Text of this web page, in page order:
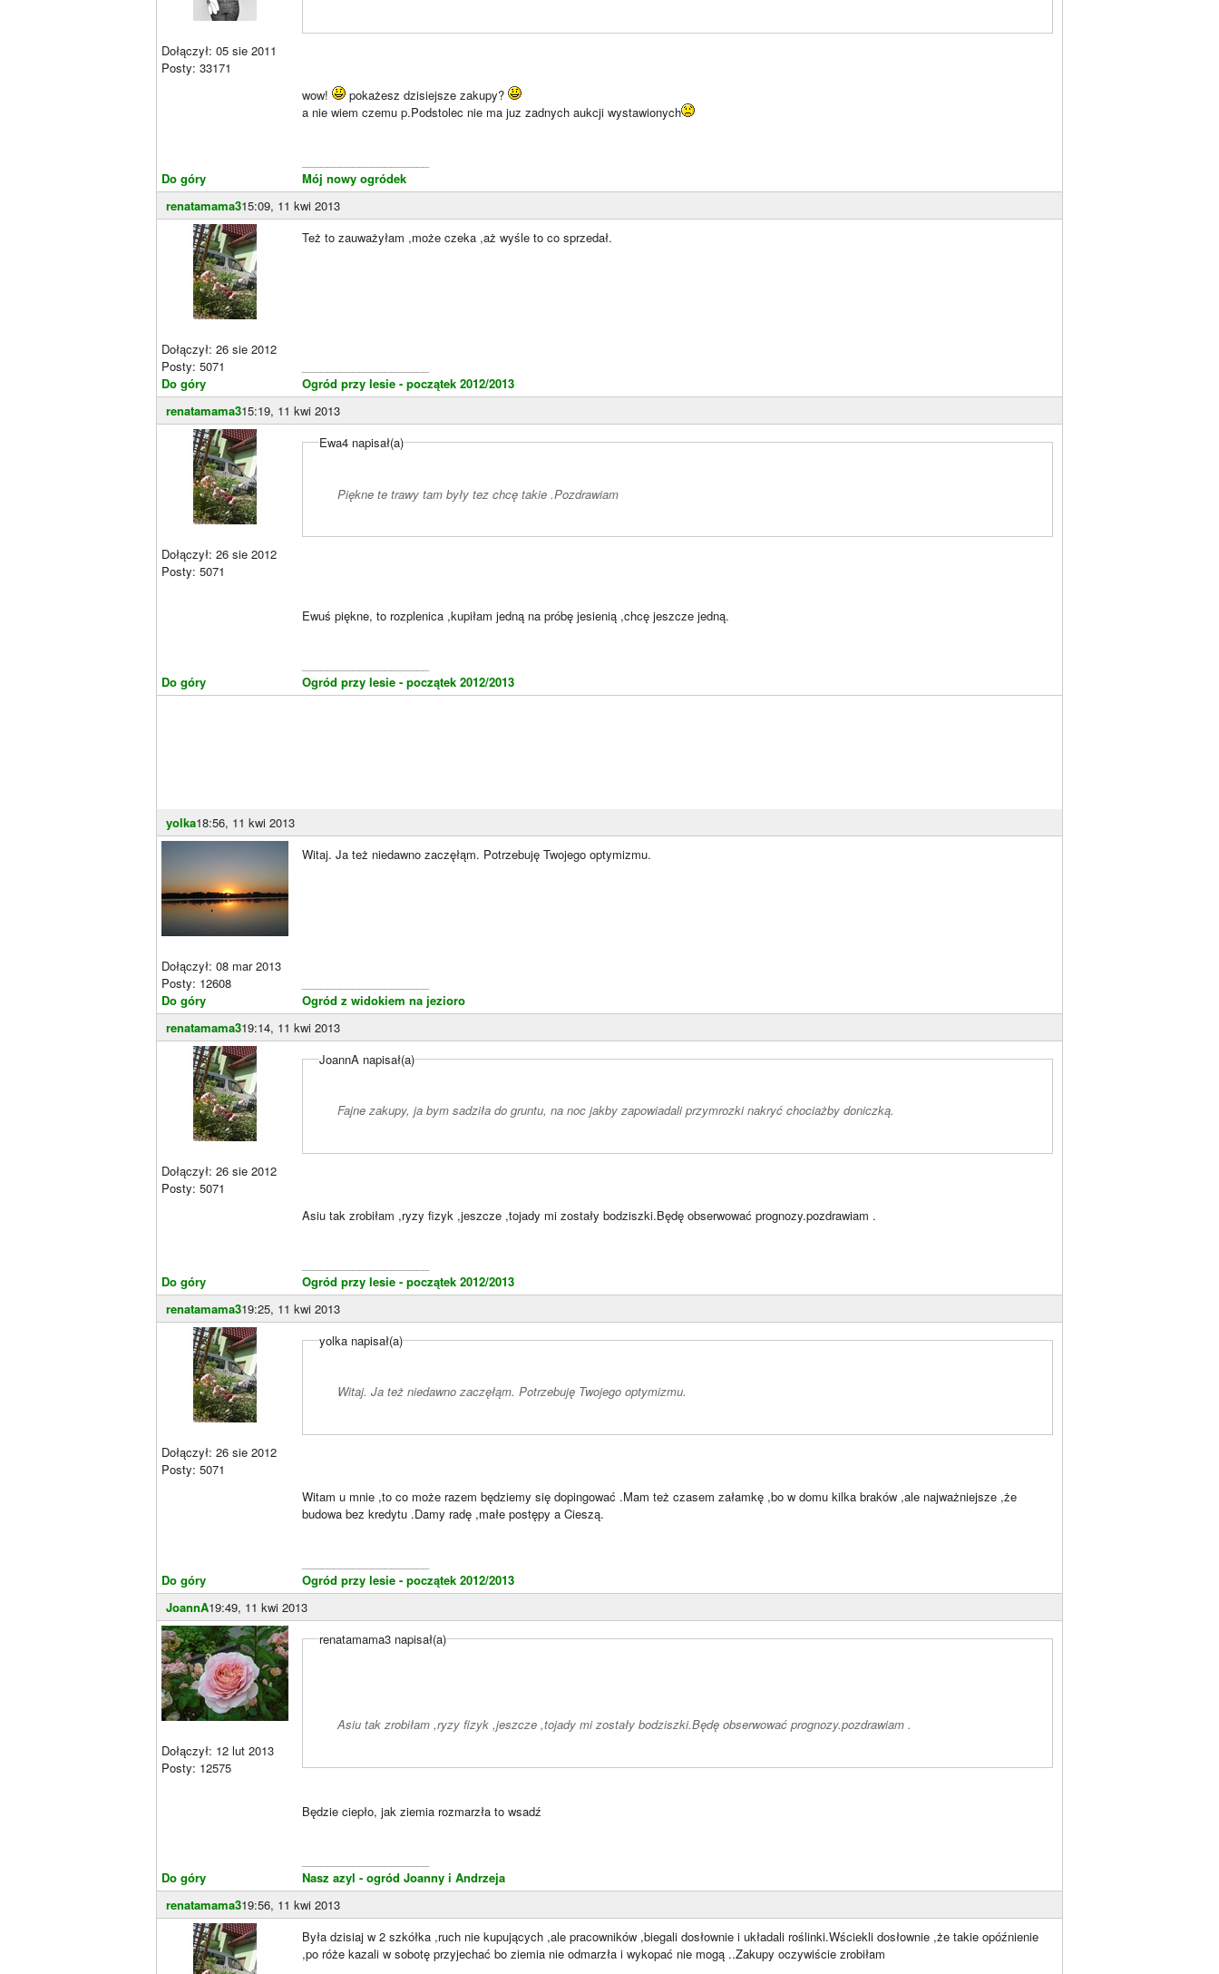
Dołączył: 05 sie 2011
Posty: 33171
Do góry
wow!
pokażesz dzisiejsze zakupy?
a nie wiem czemu p.Podstolec nie ma juz zadnych aukcji wystawionych
Mój nowy ogródek
renatamama315:09, 11 kwi 2013
Dołączył: 26 sie 2012
Posty: 5071
Do góry
Też to zauważyłam ,może czeka ,aż wyśle to co sprzedał.
Ogród przy lesie - początek 2012/2013
renatamama315:19, 11 kwi 2013
Dołączył: 26 sie 2012
Posty: 5071
Do góry
Ewa4 napisał(a)
Piękne te trawy tam były tez chcę takie .Pozdrawiam
Ewuś piękne, to rozplenica ,kupiłam jedną na próbę jesienią ,chcę jeszcze jedną.
Ogród przy lesie - początek 2012/2013
yolka18:56, 11 kwi 2013
Dołączył: 08 mar 2013
Posty: 12608
Do góry
Witaj. Ja też niedawno zaczęłąm. Potrzebuję Twojego optymizmu.
Ogród z widokiem na jezioro
renatamama319:14, 11 kwi 2013
Dołączył: 26 sie 2012
Posty: 5071
Do góry
JoannA napisał(a)
Fajne zakupy, ja bym sadziła do gruntu, na noc jakby zapowiadali przymrozki nakryć chociażby doniczką.
Asiu tak zrobiłam ,ryzy fizyk ,jeszcze ,tojady mi zostały bodziszki.Będę obserwować prognozy.pozdrawiam .
Ogród przy lesie - początek 2012/2013
renatamama319:25, 11 kwi 2013
Dołączył: 26 sie 2012
Posty: 5071
Do góry
yolka napisał(a)
Witaj. Ja też niedawno zaczęłąm. Potrzebuję Twojego optymizmu.
Witam u mnie ,to co może razem będziemy się dopingować .Mam też czasem załamkę ,bo w domu kilka braków ,ale najważniejsze ,że
budowa bez kredytu .Damy radę ,małe postępy a Cieszą.
Ogród przy lesie - początek 2012/2013
JoannA19:49, 11 kwi 2013
Dołączył: 12 lut 2013
Posty: 12575
Do góry
renatamama3 napisał(a)
Asiu tak zrobiłam ,ryzy fizyk ,jeszcze ,tojady mi zostały bodziszki.Będę obserwować prognozy.pozdrawiam .
Będzie ciepło, jak ziemia rozmarzła to wsadź
Nasz azyl - ogród Joanny i Andrzeja
renatamama319:56, 11 kwi 2013
Była dzisiaj w 2 szkółka ,ruch nie kupujących ,ale pracowników ,biegali dosłownie i układali roślinki.Wściekli dosłownie ,że takie opóźnienie
,po róże kazali w sobotę przyjechać bo ziemia nie odmarzła i wykopać nie mogą ..Zakupy oczywiście zrobiłam